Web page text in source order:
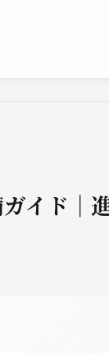
イド｜